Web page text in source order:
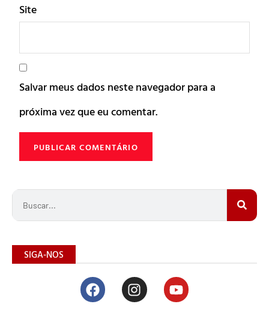
Site
Salvar meus dados neste navegador para a
próxima vez que eu comentar.
SIGA-NOS